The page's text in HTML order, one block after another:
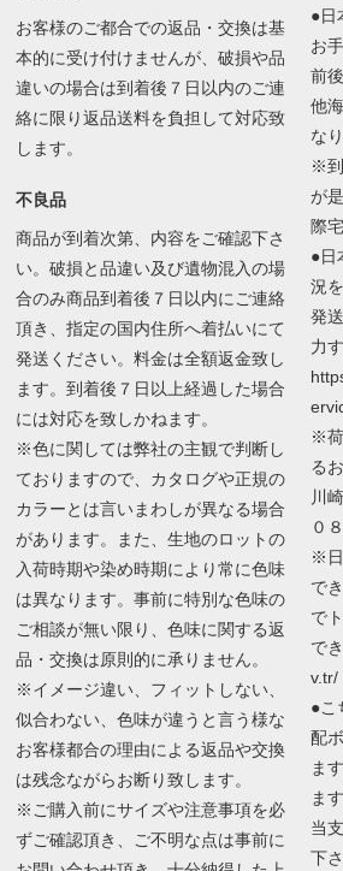
お客様のご都合での返品・交換は基
本的に受け付けませんが、破損や品
違いの場合は到着後７日以内のご連
絡に限り返品送料を負担して対応致
します。
不良品
商品が到着次第、内容をご確認下さ
い。破損と品違い及び遺物混入の場
合のみ商品到着後７日以内にご連絡
頂き、指定の国内住所へ着払いにて
発送ください。料金は全額返金致し
ます。到着後７日以上経過した場合
には対応を致しかねます。
※色に関しては弊社の主観で判断し
ておりますので、カタログや正規の
カラーとは言いまわしが異なる場合
があります。また、生地のロットの
入荷時期や染め時期により常に色味
は異なります。事前に特別な色味の
ご相談が無い限り、色味に関する返
品・交換は原則的に承りません。
※イメージ違い、フィットしない、
似合わない、色味が違うと言う様な
お客様都合の理由による返品や交換
は残念ながらお断り致します。
※ご購入前にサイズや注意事項を必
ずご確認頂き、ご不明な点は事前に
●日
お
前
他
な
※到
が
際
●日
況
発
力
※荷
る
川
０
※日
で
で
で
v.tr/
●こ
配
ま
ま
当
下さ